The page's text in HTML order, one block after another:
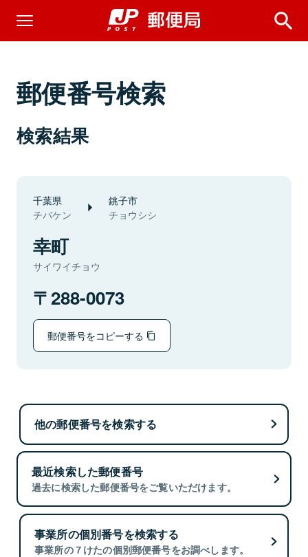
郵便番号検索
検索結果
千葉県
チバケン
銚子市
チョウシシ
幸町
サイワイチョウ
288-0073
郵便番号をコピーする
他の郵便番号を検索する
最近検索した郵便番号
過去に検索した郵便番号をご覧いただけます。
事業所の個別番号を検索する
事業所の７けたの個別郵便番号をお調べします。